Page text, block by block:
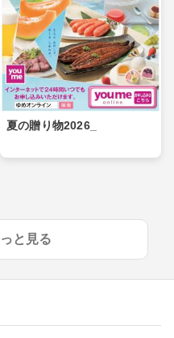
夏の贈り物2026_
と見る